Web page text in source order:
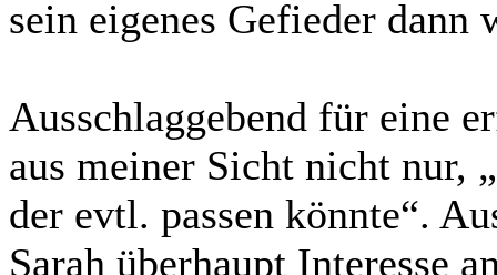
sein eigenes Gefieder dann
Ausschlaggebend für eine
aus meiner Sicht nicht nur,
der evtl. passen könnte“.
Sarah überhaupt Interesse